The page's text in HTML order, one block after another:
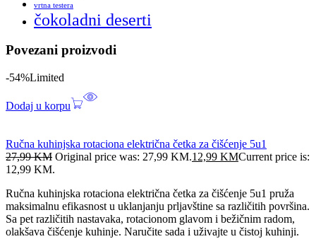
vrtna testera
čokoladni deserti
Povezani proizvodi
-54%Limited
Dodaj u korpu
Ručna kuhinjska rotaciona električna četka za čišćenje 5u1
27,99KM Original price was: 27,99 KM.12,99 KMCurrent price is:
12,99 KM.
Ručna kuhinjska rotaciona električna četka za čišćenje 5u1 pruža
maksimalnu efikasnost u uklanjanju prljavštine sa različitih površina.
Sa pet različitih nastavaka, rotacionom glavom i bežičnim radom,
olakšava čišćenje kuhinje. Naručite sada i uživajte u čistoj kuhinji.